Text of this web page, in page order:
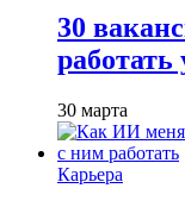
30
работать
30 марта
Карьера